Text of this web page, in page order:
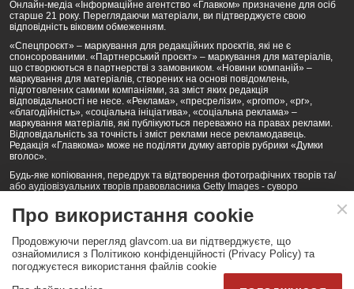
Онлайн-медіа «Інформаційне агентство «Главком» призначене для осіб
старше 21 року. Переглядаючи матеріали, ви підтверджуєте свою
відповідність віковим обмеженням.
«Спецпроєкт» – маркування для редакційних проєктів, які не є
спонсорованими. «Партнерський проєкт» – маркування для матеріалів,
що створюються в партнерстві з замовником. «Новини компаній» –
маркування для матеріалів, створених на основі повідомлень,
підготовлених самими компаніями, за зміст яких редакція
відповідальності не несе. «Реклама», «пресрелізи», «promo», «pr»,
«благодійність», «соціальна ініціатива», «соціальна реклама» –
маркування матеріалів, які публікуються переважно на правах реклами.
Відповідальність за точність і зміст реклами несе рекламодавець.
Редакція «Главкома» може не поділяти думку авторів рубрики «Думки
вголос».
Будь-яке копіювання, передрук та відтворення фотографічних творів та/
або аудіовізуальних творів правовласника Getty Images - суворо
Політика конфіденційності (Privacy Policy). Правила сайту
КОНТАКТИ НАША КОМАНДА АРХІВ
Партнери:DepositPhotos.com,opendatabot.ua
Про використання cookie
Продовжуючи перегляд glavcom.ua ви підтверджуєте, що
ознайомилися з Політикою конфіденційності (Privacy Policy) та
погоджуєтеся використання файлів cookie